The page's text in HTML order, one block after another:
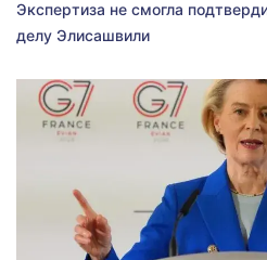
Экспертиза не смогла
делу Элисашвили